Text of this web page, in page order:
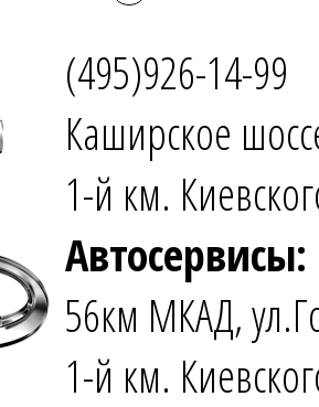
(495)926-14-99
Каширское
1-й км.
Автосервисы:
56км МКАД,
1-й км.